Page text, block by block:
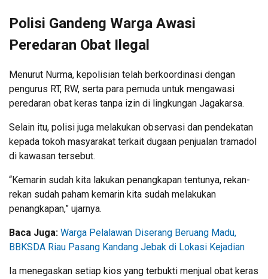
Polisi Gandeng Warga Awasi
Peredaran Obat Ilegal
Menurut Nurma, kepolisian telah berkoordinasi dengan
pengurus RT, RW, serta para pemuda untuk mengawasi
peredaran obat keras tanpa izin di lingkungan Jagakarsa.
Selain itu, polisi juga melakukan observasi dan pendekatan
kepada tokoh masyarakat terkait dugaan penjualan tramadol
di kawasan tersebut.
“Kemarin sudah kita lakukan penangkapan tentunya, rekan-
rekan sudah paham kemarin kita sudah melakukan
penangkapan,” ujarnya.
Baca Juga: Warga Pelalawan Diserang Beruang Madu,
BBKSDA Riau Pasang Kandang Jebak di Lokasi Kejadian
Ia menegaskan setiap kios yang terbukti menjual obat keras